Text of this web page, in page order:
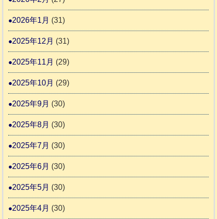
報
2026年1月 (31)
2025年12月 (31)
2025年11月 (29)
2025年10月 (29)
2025年9月 (30)
2025年8月 (30)
2025年7月 (30)
2025年6月 (30)
2025年5月 (30)
2025年4月 (30)